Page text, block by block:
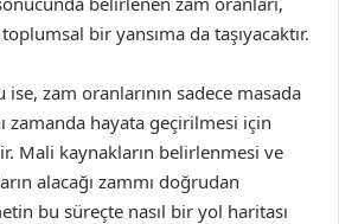
bir yansıma da taşıyacaktır.
zam oranlarının sadece masada
zamanda hayata geçirilmesi için
Mali kaynakların belirlenmesi ve
alacağı zammı doğrudan
bu süreçte nasıl bir yol haritası